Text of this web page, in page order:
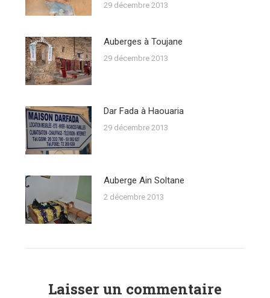
29 décembre 2013
Auberges à Toujane
29 décembre 2013
Dar Fada à Haouaria
29 décembre 2013
Auberge Ain Soltane
2 décembre 2013
Laisser un commentaire